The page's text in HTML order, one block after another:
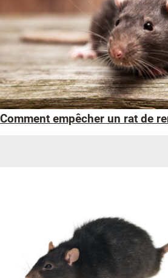
Comment empêcher un rat de